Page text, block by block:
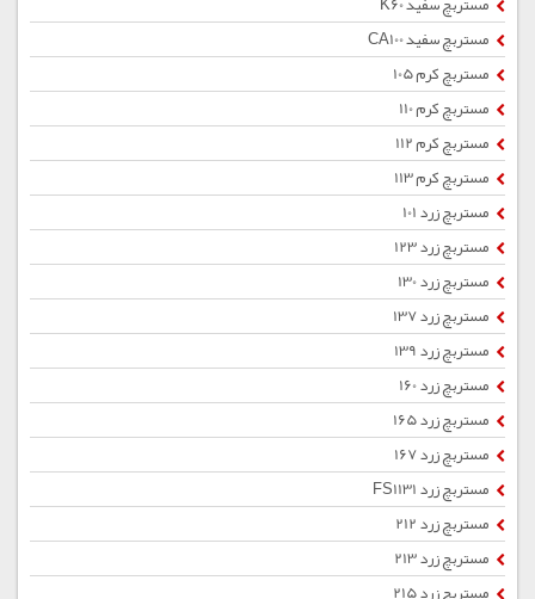
مستربچ سفید CA100
مستربچ کرم 105
مستربچ کرم 110
مستربچ کرم 112
مستربچ کرم 113
مستربچ زرد 101
مستربچ زرد 123
مستربچ زرد 130
مستربچ زرد 137
مستربچ زرد 139
مستربچ زرد 160
مستربچ زرد 165
مستربچ زرد 167
مستربچ زرد FS1131
مستربچ زرد 212
مستربچ زرد 213